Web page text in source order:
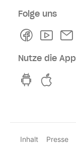
Folge uns
Facebook
Nutze die App
hvv
Inhalt Presse